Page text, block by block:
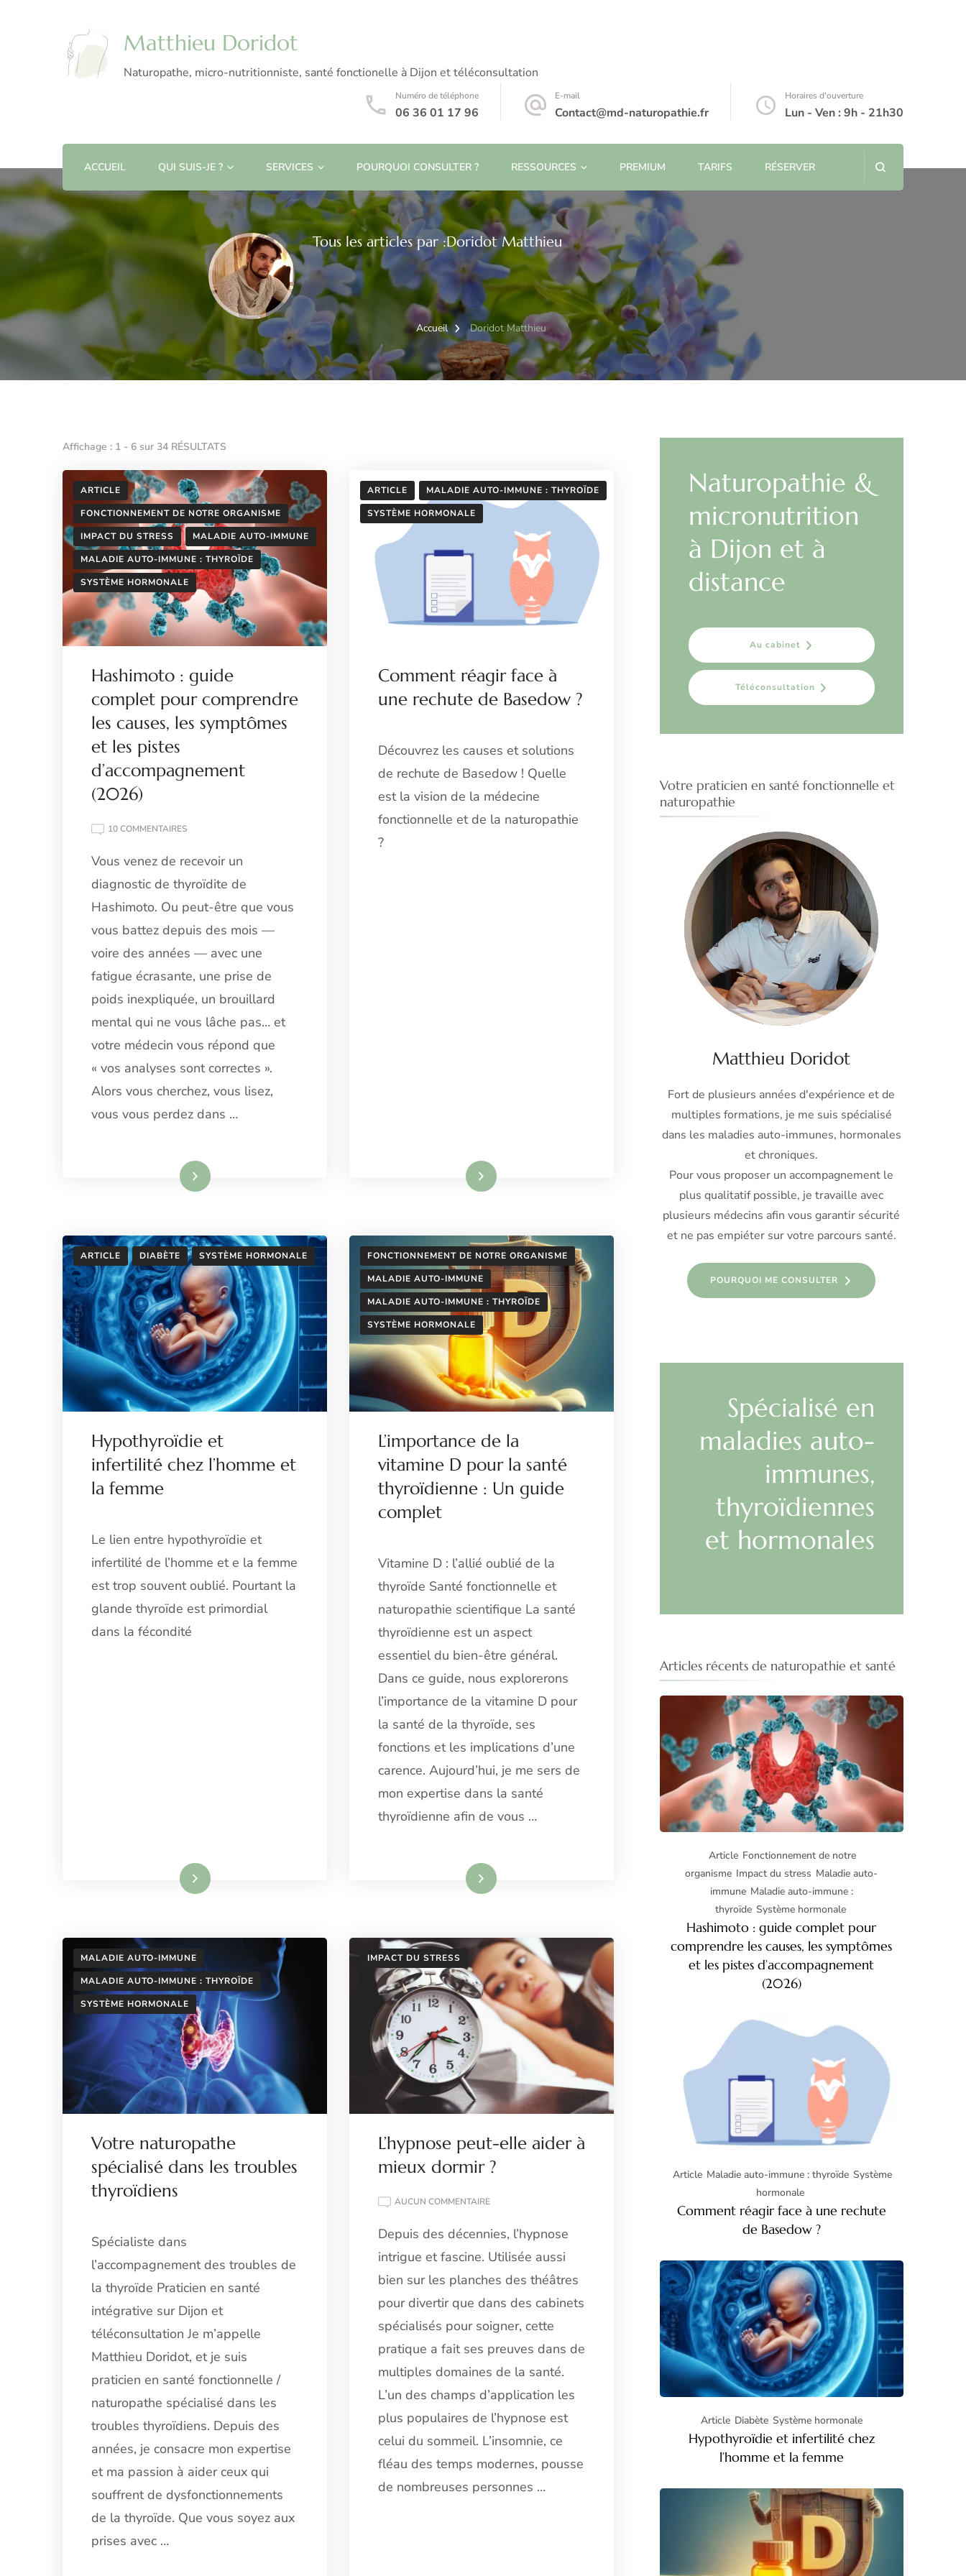
Matthieu Doridot
Naturopathe, micro-nutritionniste, santé fonctionelle à Dijon et téléconsultation
Numéro de téléphone
06 36 01 17 96
E-mail
Contact@md-naturopathie.fr
Horaires d'ouverture
Lun - Ven : 9h - 21h30
ACCUEIL QUI SUIS-JE ? SERVICES POURQUOI CONSULTER ? RESSOURCES PREMIUM TARIFS RÉSERVER
Tous les articles par :Doridot Matthieu
Accueil Doridot Matthieu
Affichage : 1 - 6 sur 34 RÉSULTATS
ARTICLE
FONCTIONNEMENT DE NOTRE ORGANISME
IMPACT DU STRESS
MALADIE AUTO-IMMUNE
MALADIE AUTO-IMMUNE : THYROÏDE
SYSTÈME HORMONALE
Hashimoto : guide
complet pour comprendre
les causes, les symptômes
et les pistes
d’accompagnement
(2026)
10 COMMENTAIRESSUR
:
COMPLET
POUR
LES
CAUSES,
SYMPTÔMES
PISTES
D’ACCOMPAGNEMENT
Vous venez de recevoir un
diagnostic de thyroïdite de
Hashimoto. Ou peut-être que vous
vous battez depuis des mois —
voire des années — avec une
fatigue écrasante, une prise de
poids inexpliquée, un brouillard
mental qui ne vous lâche pas… et
votre médecin vous répond que
« vos analyses sont correctes ».
Alors vous cherchez, vous lisez,
vous vous perdez dans …
Lire la suite
ARTICLE
MALADIE AUTO-IMMUNE : THYROÏDE
SYSTÈME HORMONALE
Comment réagir face à
une rechute de Basedow ?
Découvrez les causes et solutions
de rechute de Basedow ! Quelle
est la vision de la médecine
fonctionnelle et de la naturopathie
?
Lire la suite
ARTICLE DIABÈTE SYSTÈME HORMONALE
Hypothyroïdie et
infertilité chez l’homme et
la femme​
Le lien entre hypothyroïdie et
infertilité de l’homme et e la femme
est trop souvent oublié. Pourtant la
glande thyroïde est primordial
dans la fécondité
Lire la suite
FONCTIONNEMENT DE NOTRE ORGANISME
MALADIE AUTO-IMMUNE
MALADIE AUTO-IMMUNE : THYROÏDE
SYSTÈME HORMONALE
L’importance de la
vitamine D pour la santé
thyroïdienne : Un guide
complet
Vitamine D : l’allié oublié de la
thyroïde Santé fonctionnelle et
naturopathie scientifique La santé
thyroïdienne est un aspect
essentiel du bien-être général.
Dans ce guide, nous explorerons
l’importance de la vitamine D pour
la santé de la thyroïde, ses
fonctions et les implications d’une
carence. Aujourd’hui, je me sers de
mon expertise dans la santé
thyroïdienne afin de vous …
Lire la suite
MALADIE AUTO-IMMUNE
MALADIE AUTO-IMMUNE : THYROÏDE
SYSTÈME HORMONALE
Votre naturopathe
spécialisé dans les troubles
thyroïdiens
Spécialiste dans
l’accompagnement des troubles de
la thyroïde Praticien en santé
intégrative sur Dijon et
téléconsultation Je m’appelle
Matthieu Doridot, et je suis
praticien en santé fonctionnelle /
naturopathe spécialisé dans les
troubles thyroïdiens. Depuis des
années, je consacre mon expertise
et ma passion à aider ceux qui
souffrent de dysfonctionnements
de la thyroïde. Que vous soyez aux
prises avec …
IMPACT DU STRESS
L’hypnose peut-elle aider à
mieux dormir ?
AUCUN COMMENTAIREL’HYPNOSE
ELLE
À
MIEUX
?
Depuis des décennies, l’hypnose
intrigue et fascine. Utilisée aussi
bien sur les planches des théâtres
pour divertir que dans des cabinets
spécialisés pour soigner, cette
pratique a fait ses preuves dans de
multiples domaines de la santé.
L’un des champs d’application les
plus populaires de l’hypnose est
celui du sommeil. L’insomnie, ce
fléau des temps modernes, pousse
de nombreuses personnes …
Naturopathie &
micronutrition
à Dijon et à
distance
Au cabinet
Téléconsultation
Votre praticien en santé fonctionnelle et
naturopathie
Matthieu Doridot
Fort de plusieurs années d'expérience et de
multiples formations, je me suis spécialisé
dans les maladies auto-immunes, hormonales
et chroniques.
Pour vous proposer un accompagnement le
plus qualitatif possible, je travaille avec
plusieurs médecins afin vous garantir sécurité
et ne pas empiéter sur votre parcours santé.
POURQUOI ME CONSULTER
Spécialisé en
maladies auto-
immunes,
thyroïdiennes
et hormonales
Articles récents de naturopathie et santé
Article Fonctionnement de notre
organisme Impact du stress Maladie auto-
immune Maladie auto-immune :
thyroïde Système hormonale
Hashimoto : guide complet pour
comprendre les causes, les symptômes
et les pistes d’accompagnement
(2026)
Article Maladie auto-immune : thyroïde Système
hormonale
Comment réagir face à une rechute
de Basedow ?
Article Diabète Système hormonale
Hypothyroïdie et infertilité chez
l’homme et la femme​